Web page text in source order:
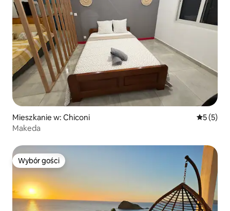
Mieszkanie w: Chiconi Średnia
5 (5)
Makeda
Wybór gości
Wybór gości